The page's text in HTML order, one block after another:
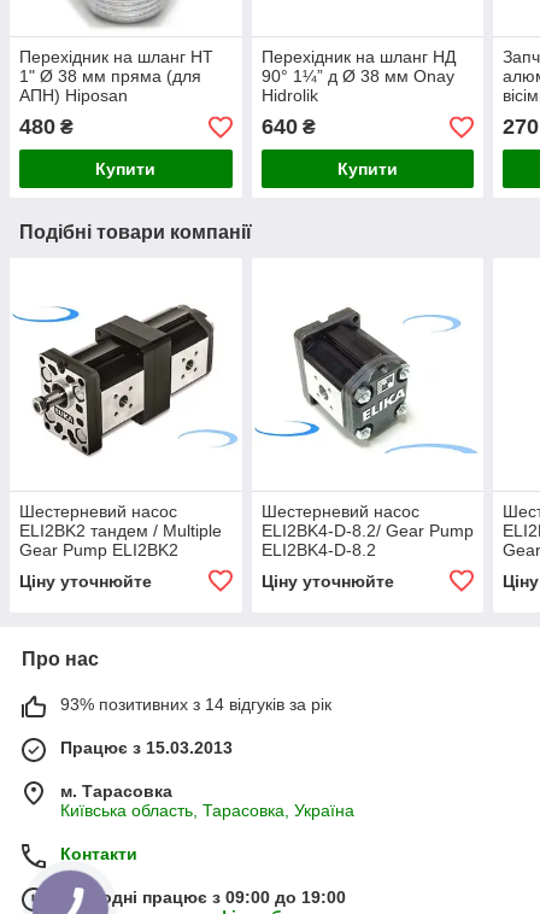
Перехідник на шланг НТ
1" Ø 38 мм пряма (для
АПН) Hiposan
480 ₴
Купити
Перехідник на шланг НД
90° 1¼” д Ø 38 мм Onay
Hidrolik
640₴
Купити
270
Подібні товари компанії
Шестерневий насос
ELI2BK2 тандем / Multiple
Gear Pump ELI2BK2
Ціну уточнюйте
Шестерневий насос
ELI2BK4-D-8.2/ Gear Pump
ELI2BK4-D-8.2
Ціну уточнюйте
Про нас
93% позитивних з 14 відгуків за рік
Працює з 15.03.2013
м. Тарасовка
Київська область, Тарасовка, Україна
Контакти
Сьогодні працює з 09:00 до 19:00